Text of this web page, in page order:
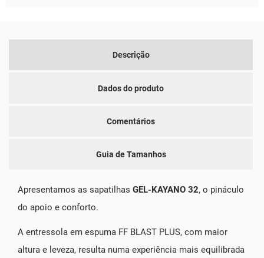
Descrição
Dados do produto
Comentários
Guia de Tamanhos
Apresentamos as sapatilhas GEL-KAYANO 32, o pináculo
do apoio e conforto.
A entressola em espuma FF BLAST PLUS, com maior
altura e leveza, resulta numa experiência mais equilibrada